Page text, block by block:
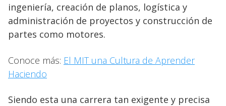
ingeniería, creación de planos, logística y
administración de proyectos y construcción de
partes como motores.
Conoce más: El MIT una Cultura de Aprender
Haciendo
Siendo esta una carrera tan exigente y precisa